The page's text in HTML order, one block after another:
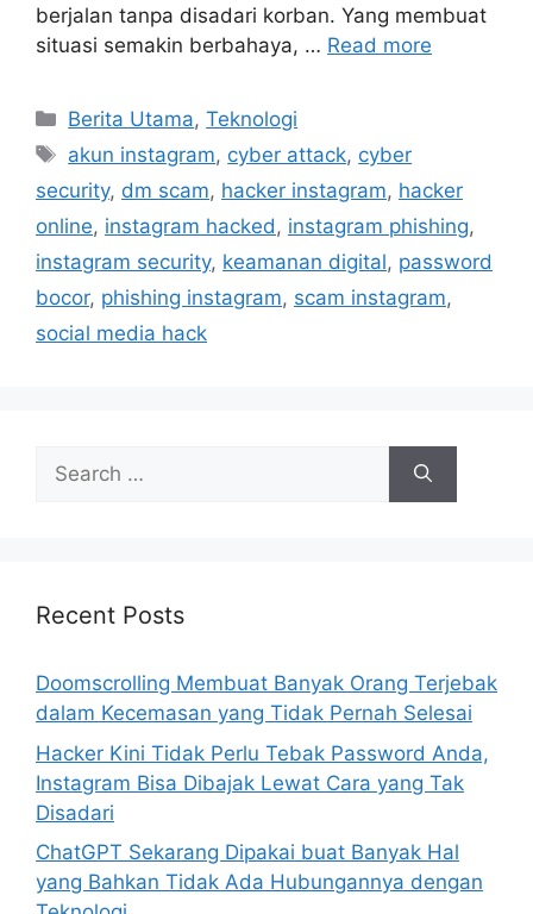
berjalan tanpa disadari korban. Yang membuat
situasi semakin berbahaya, … Read more
C
a
e
g
o
r
i
Berita Utama,Teknologi
T
a
s
akun instagram, cyber attack, cyber
security, dm scam, hacker instagram, hacker
online, instagram hacked, instagram phishing,
instagram security, keamanan digital, password
bocor, phishing instagram, scam instagram,
social media hack
h
r
:
Recent Posts
Doomscrolling Membuat Banyak Orang Terjebak
dalam Kecemasan yang Tidak Pernah Selesai
Hacker Kini Tidak Perlu Tebak Password Anda,
Instagram Bisa Dibajak Lewat Cara yang Tak
Disadari
ChatGPT Sekarang Dipakai buat Banyak Hal
yang Bahkan Tidak Ada Hubungannya dengan